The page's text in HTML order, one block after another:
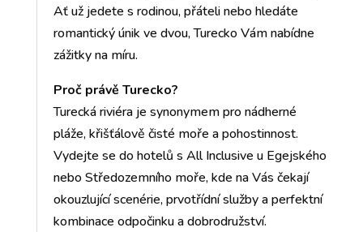
Ať už jedete s rodinou, přáteli nebo hledáte
romantický únik ve dvou, Turecko Vám nabídne
zážitky na míru.
Proč právě Turecko?
Turecká riviéra je synonymem pro nádherné
pláže, křišťálově čisté moře a pohostinnost.
Vydejte se do hotelů s All Inclusive u Egejského
nebo Středozemního moře, kde na Vás čekají
okouzlující scenérie, prvotřídní služby a perfektní
kombinace odpočinku a dobrodružství.